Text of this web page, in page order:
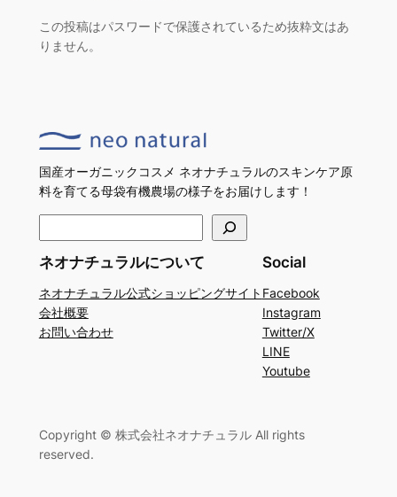
この投稿はパスワードで保護されているため抜粋文はあ
りません。
国産オーガニックコスメ ネオナチュラルのスキンケア原
料を育てる母袋有機農場の様子をお届けします！
ネオナチュラルについて
ネオナチュラル公式ショッピングサイト
会社概要
お問い合わせ
Social
Facebook
Instagram
Twitter/X
LINE
Youtube
Copyright © 株式会社ネオナチュラル All rights
reserved.